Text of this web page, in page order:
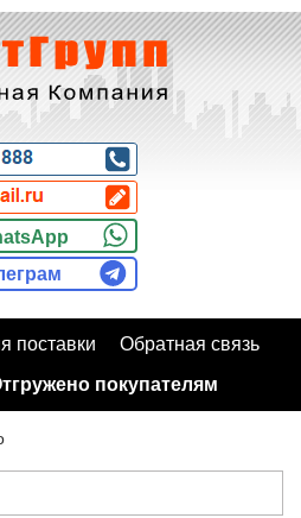
поставки
Обратная связь
покупателям